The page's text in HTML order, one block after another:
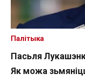
Пасьля
Як можа
Палітыка